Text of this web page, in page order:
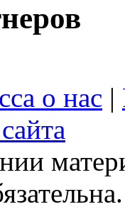
о нас |